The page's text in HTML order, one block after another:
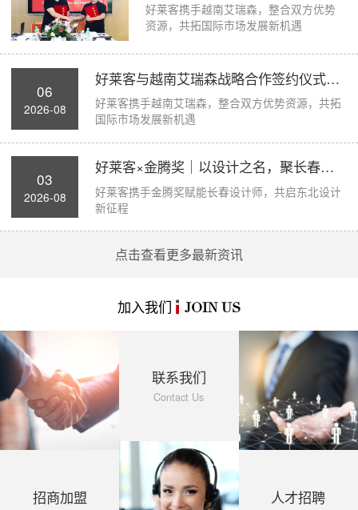
好莱客携手越南艾瑞森，整合双方优势
资源，共拓国际市场发展新机遇
06
2026-08
好莱客与越南艾瑞森战略合作签约仪式圆满举...
好莱客携手越南艾瑞森，整合双方优势资源，共拓
国际市场发展新机遇
03
2026-08
好莱客×金腾奖｜以设计之名，聚长春力量，...
好莱客携手金腾奖赋能长春设计师，共启东北设计
新征程
点击查看更多最新资讯
加入我们 JOIN US
招商加盟
联系我们
Contact Us
人才招聘